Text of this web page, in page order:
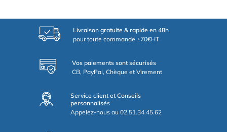
Livraison gratuite & rapide en 48h
pour toute commande ≥70€HT
Vos paiements sont sécurisés
CB, PayPal, Chèque et Virement
Service client et Conseils
personnalisés
Appelez-nous au 02.51.34.45.62